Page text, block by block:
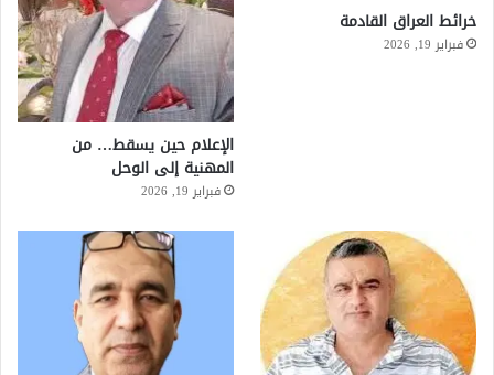
خرائط العراق القادمة
فبراير 19, 2026
الإعلام حين يسقط… من
المهنية إلى الوحل
فبراير 19, 2026